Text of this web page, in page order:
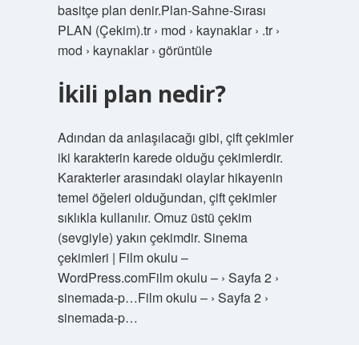
basitçe plan denir.Plan-Sahne-Sırası
PLAN (Çekim).tr › mod › kaynaklar › .tr ›
mod › kaynaklar › görüntüle
İkili plan nedir?
Adından da anlaşılacağı gibi, çift çekimler
iki karakterin karede olduğu çekimlerdir.
Karakterler arasındaki olaylar hikayenin
temel öğeleri olduğundan, çift çekimler
sıklıkla kullanılır. Omuz üstü çekim
(sevgiyle) yakın çekimdir. Sinema
çekimleri | Film okulu –
WordPress.comFilm okulu – › Sayfa 2 ›
sinemada-p…Film okulu – › Sayfa 2 ›
sinemada-p…